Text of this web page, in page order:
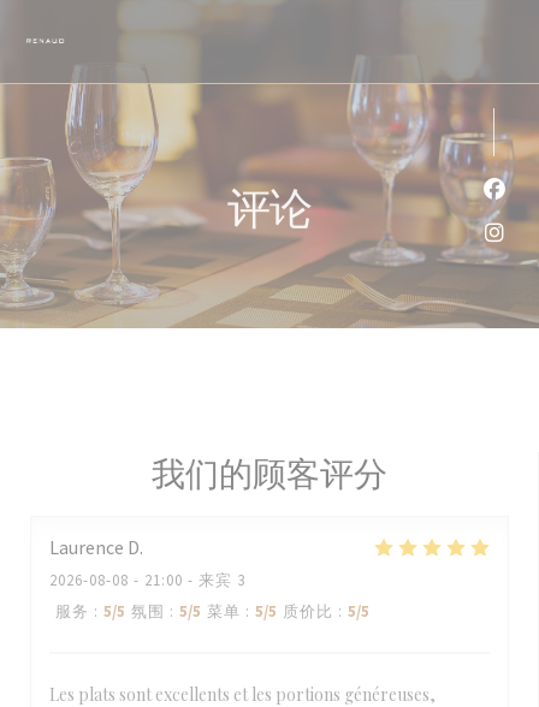
评论
我们的顾客评分
Laurence D
2026-08-08 - 21:00 - 来宾 3
服务 : 5/5 氛围 : 5/5 菜单 : 5/5 质价比 : 5/5
Les plats sont excellents et les portions généreuses,